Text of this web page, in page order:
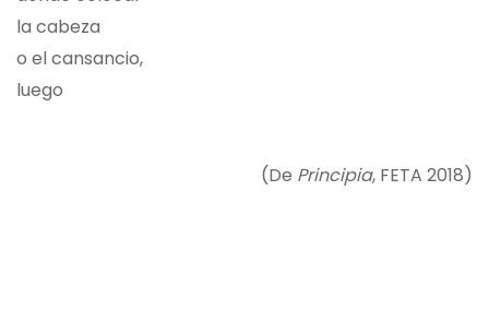
la cabeza
o el cansancio,
luego
(De Principia, FETA 2018)